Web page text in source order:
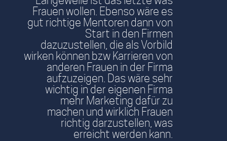
Frauen wollen. Ebenso wäre es
gut richtige Mentoren dann von
Start in den Firmen
dazuzustellen, die als Vorbild
wirken können bzw Karrieren von
anderen Frauen in der Firma
aufzuzeigen. Das wäre sehr
wichtig in der eigenen Firma
mehr Marketing dafür zu
machen und wirklich Frauen
richtig darzustellen, was
erreicht werden kann.